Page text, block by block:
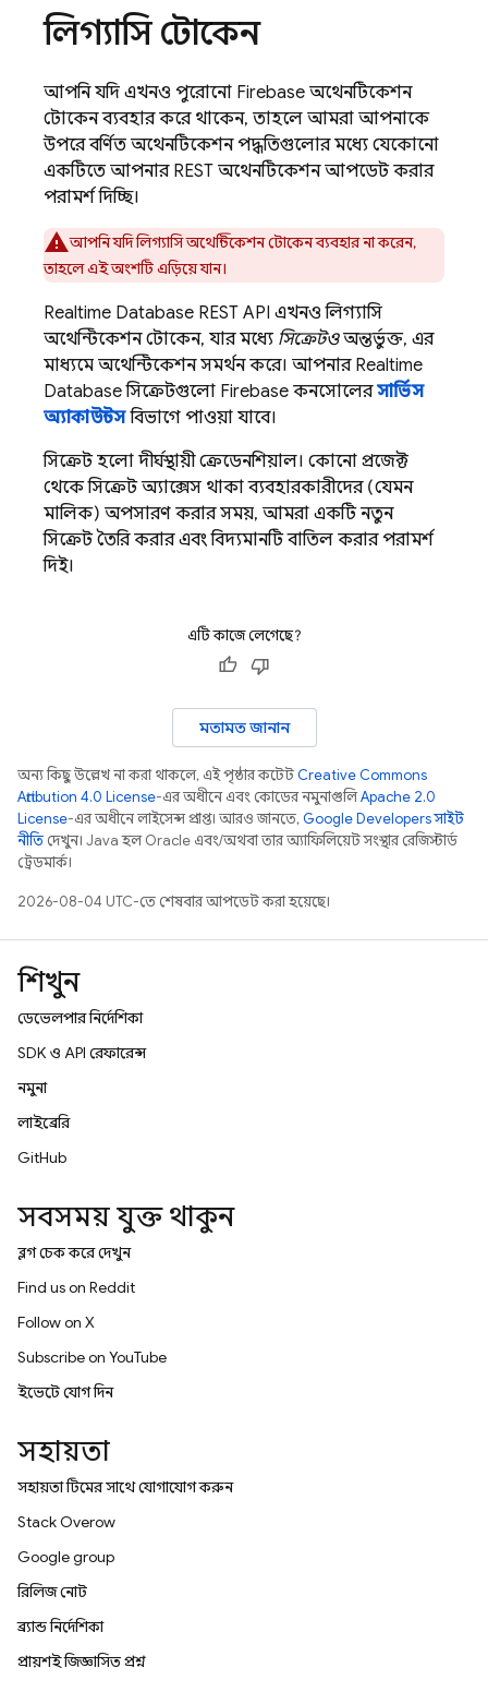
লিগ্যাসি টোকেন
আপনি যদি এখনও পুরোনো Firebase অথেনটিকেশন
টোকেন ব্যবহার করে থাকেন, তাহলে আমরা আপনাকে
উপরে বর্ণিত অথেনটিকেশন পদ্ধতিগুলোর মধ্যে যেকোনো
একটিতে আপনার REST অথেনটিকেশন আপডেট করার
পরামর্শ দিচ্ছি।
আপনি যদি লিগ্যাসি অথেন্টিকেশন টোকেন ব্যবহার না করেন,
তাহলে এই অংশটি এড়িয়ে যান।
Realtime Database REST API এখনও লিগ্যাসি
অথেন্টিকেশন টোকেন, যার মধ্যে সিক্রেটওঅন্তর্ভুক্ত, এর
মাধ্যমে অথেন্টিকেশন সমর্থন করে। আপনার Realtime
Databaseসিক্রেটগুলো Firebase কনসোলেরসার্ভিস
অ্যাকাউন্টসবিভাগে পাওয়া যাবে।
সিক্রেট হলো দীর্ঘস্থায়ী ক্রেডেনশিয়াল। কোনো প্রজেক্ট
থেকে সিক্রেট অ্যাক্সেস থাকা ব্যবহারকারীদের (যেমন
মালিক) অপসারণ করার সময়, আমরা একটি নতুন
সিক্রেট তৈরি করার এবং বিদ্যমানটি বাতিল করার পরামর্শ
দিই।
এটি কাজে লেগেছে?
মতামত জানান
অন্য কিছু উল্লেখ না করা থাকলে, এই পৃষ্ঠার কন্টেন্টCreative Commons
Attribution 4.0 License-এর অধীনে এবং কোডের নমুনাগুলিApache 2.0
License-এর অধীনে লাইসেন্স প্রাপ্ত। আরও জানতে,Google Developers সাইট
নীতি দেখুন। Java হল Oracle এবং/অথবা তার অ্যাফিলিয়েট সংস্থার রেজিস্টার্ড
ট্রেডমার্ক।
2026-08-04 UTC-তে শেষবার আপডেট করা হয়েছে।
শিখুন
ডেভেলপার নির্দেশিকা
SDK ও API রেফারেন্স
নমুনা
লাইব্রেরি
GitHub
সবসময় যুক্ত থাকুন
ব্লগ চেক করে দেখুন
Find us on Reddit
Follow on X
Subscribe on YouTube
ইভেন্টে যোগ দিন
সহায়তা
সহায়তা টিমের সাথে যোগাযোগ করুন
Stack Overflow
Google group
রিলিজ নোট
ব্র্যান্ড নির্দেশিকা
প্রায়শই জিজ্ঞাসিত প্রশ্ন